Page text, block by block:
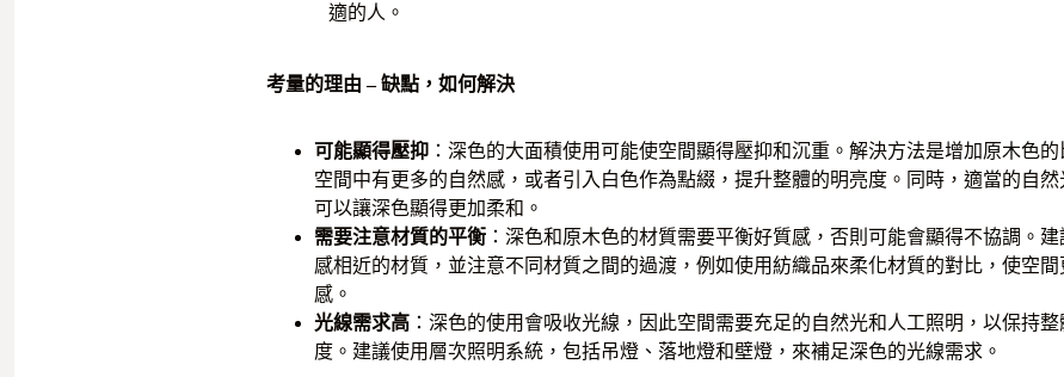
適的人。
考量的理由 – 缺點，如何解決
可能顯得壓抑 ：深色的大面積使用可能使空間顯得壓抑和沉重。解決方法是增加原木色
空間中有更多的自然感，或者引入白色作為點綴，提升整體的明亮度。同時，適當的自然
可以讓深色顯得更加柔和。
需要注意材質的平衡 ：深色和原木色的材質需要平衡好質感，否則可能會顯得不協調。
感相近的材質，並注意不同材質之間的過渡，例如使用紡織品來柔化材質的對比，使空間
感。
光線需求高 ：深色的使用會吸收光線，因此空間需要充足的自然光和人工照明，以保持整
度。建議使用層次照明系統，包括吊燈、落地燈和壁燈，來補足深色的光線需求。